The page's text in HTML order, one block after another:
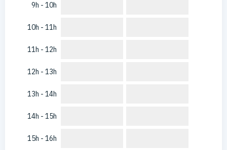
9h - 10h
10h - 11h
11h - 12h
12h - 13h
13h - 14h
14h - 15h
15h - 16h